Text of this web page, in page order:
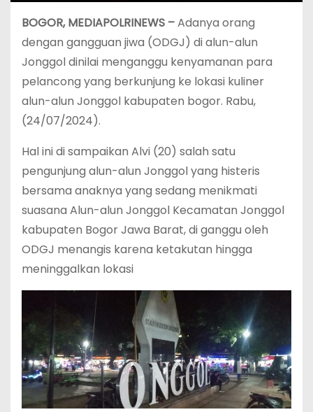
BOGOR, MEDIAPOLRINEWS –Adanya orang
dengan gangguan jiwa (ODGJ) di alun-alun
Jonggol dinilai menganggu kenyamanan para
pelancong yang berkunjung ke lokasi kuliner
alun-alun Jonggol kabupaten bogor. Rabu,
(24/07/2024).
Hal ini di sampaikan Alvi (20) salah satu
pengunjung alun-alun Jonggol yang histeris
bersama anaknya yang sedang menikmati
suasana Alun-alun Jonggol Kecamatan Jonggol
kabupaten Bogor Jawa Barat, di ganggu oleh
ODGJ menangis karena ketakutan hingga
meninggalkan lokasi